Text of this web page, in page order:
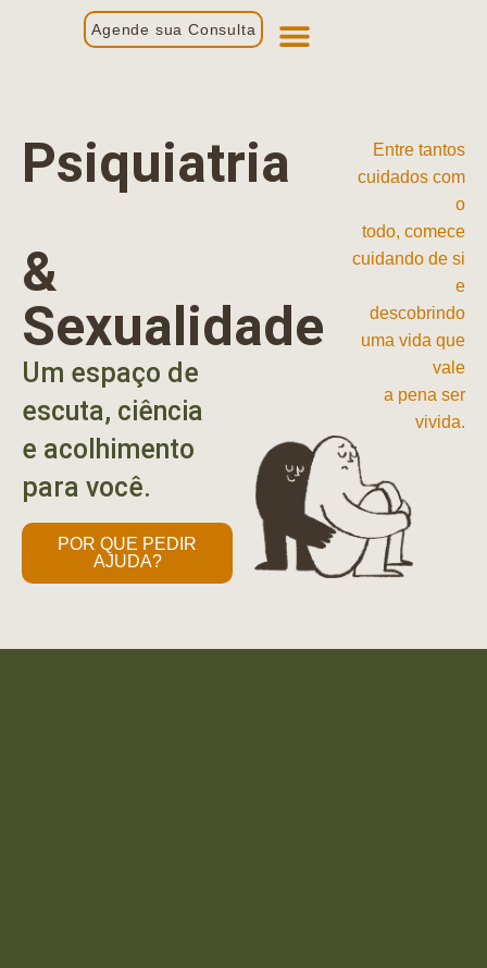
Agende sua Consulta
Psiquiatria
&
Sexualidade
Um espaço de
escuta, ciência
e acolhimento
para você.
POR QUE PEDIR
AJUDA?
Entre tantos
cuidados com
o
todo, comece
cuidando de si
e
descobrindo
uma vida que
vale
a pena ser
vivida.